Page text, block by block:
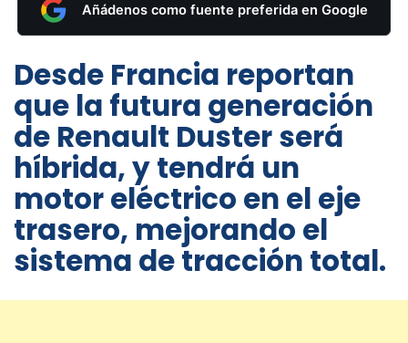
Añádenos como fuente preferida en Google
Desde Francia reportan
que la futura generación
de Renault Duster será
híbrida, y tendrá un
motor eléctrico en el eje
trasero, mejorando el
sistema de tracción total.